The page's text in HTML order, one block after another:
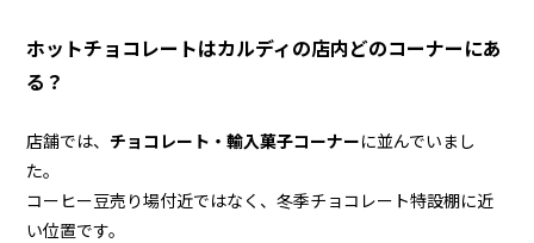
ホットチョコレートはカルディの店内どのコーナーにあ
る？
店舗では、 チョコレート・輸入菓子コーナーに並んでいまし
た。
コーヒー豆売り場付近ではなく、冬季チョコレート特設棚に近
い位置です。